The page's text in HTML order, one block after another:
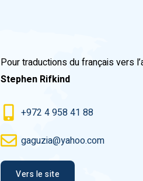
Pour traductions du français vers
Stephen Rifkind
+972 4 958 41 88
gaguzia@yahoo.com
Vers le site